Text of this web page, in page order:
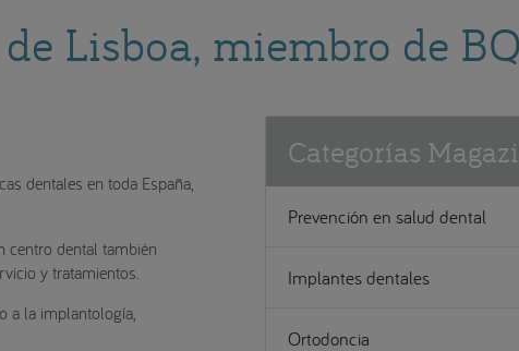
Lisboa, miembro de
dentales en toda España,
centro dental también
y tratamientos.
a la implantología,
Categorías
Prevención en salud dental
Implantes dentales
Ortodoncia